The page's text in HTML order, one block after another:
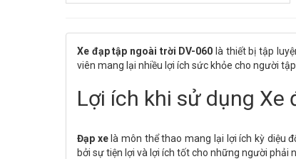
Xe đạp tập ngoài trời DV-060 là thiết bị tập
viên mang lại nhiều lợi ích sức khỏe cho người tập
Lợi ích khi sử dụng Xe
Đạp xelà môn thể thao mang lại lợi ích kỳ diệu
bởi sự tiện lợi và lợi ích tốt cho những người phải